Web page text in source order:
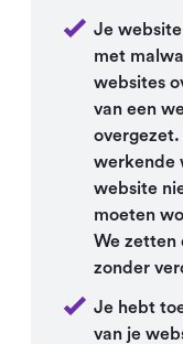
Je
met
websites
van een
overgezet.
werkende
website
moeten
We zetten
zonder
Je hebt
van je